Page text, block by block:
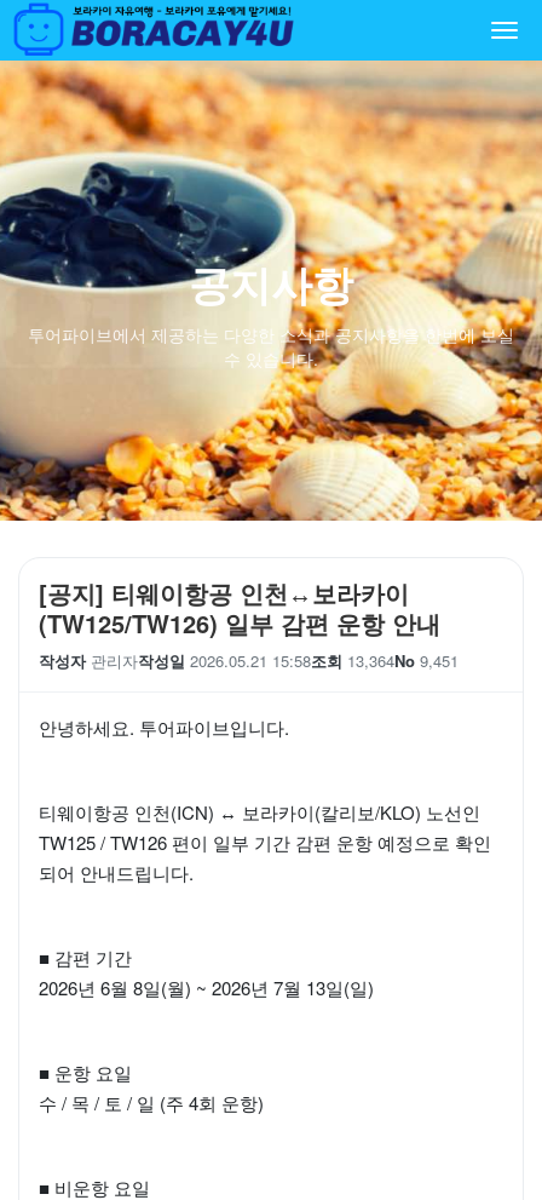
공지사항
투어파이브에서 제공하는 다양한 소식과 공지사항을 한번에 보실
수 있습니다.
[공지] 티웨이항공 인천↔보라카이
(TW125/TW126) 일부 감편 운항 안내
작성자관리자작성일 2026.05.21 15:58조회 13,364No 9,451
안녕하세요. 투어파이브입니다.
티웨이항공 인천(ICN) ↔ 보라카이(칼리보/KLO) 노선인
TW125 / TW126 편이 일부 기간 감편 운항 예정으로 확인
되어 안내드립니다.
■ 감편 기간
2026년 6월 8일(월) ~ 2026년 7월 13일(일)
■ 운항 요일
수 / 목 / 토 / 일 (주 4회 운항)
■ 비운항 요일